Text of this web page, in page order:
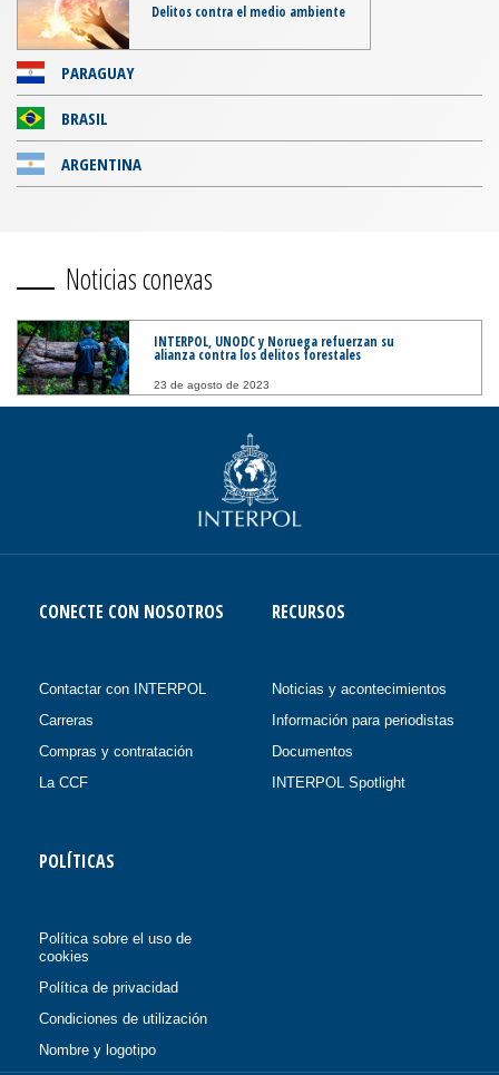
Delitos contra el medio ambiente
PARAGUAY
BRASIL
ARGENTINA
Noticias conexas
INTERPOL, UNODC y Noruega refuerzan su
alianza contra los delitos forestales
23 de agosto de 2023
CONECTE CON NOSOTROS
Contactar con INTERPOL
Carreras
Compras y contratación
La CCF
RECURSOS
Noticias y acontecimientos
Información para periodistas
Documentos
INTERPOL Spotlight
POLÍTICAS
Política sobre el uso de
cookies
Política de privacidad
Condiciones de utilización
Nombre y logotipo